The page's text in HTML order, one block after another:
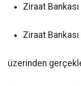
Ziraat
Ziraat
üzerinden